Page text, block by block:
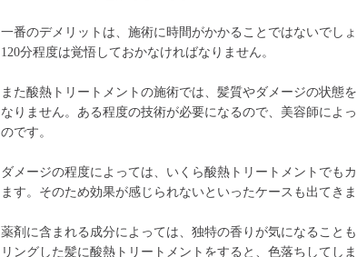
一番のデメリットは、施術に時間がかかることではないでし
120分程度は覚悟しておかなければなりません。
また酸熱トリートメントの施術では、髪質やダメージの状態
なりません。ある程度の技術が必要になるので、美容師によ
のです。
ダメージの程度によっては、いくら酸熱トリートメントでも
ます。そのため効果が感じられないといったケースも出てきま
薬剤に含まれる成分によっては、独特の香りが気になること
リングした髪に酸熱トリートメントをすると、色落ちしてし